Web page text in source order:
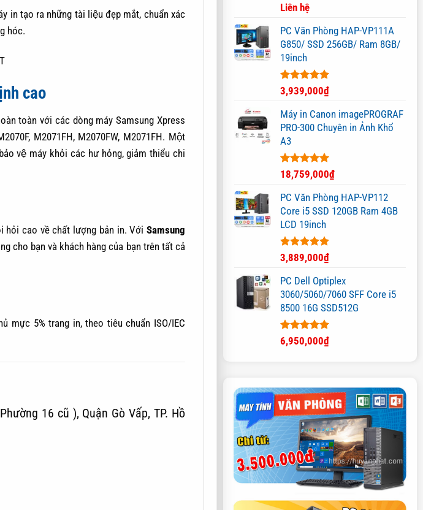
Được xếp
5.00
5 sao
Liên hệ
PC Văn Phòng HAP-VP111A
G850/ SSD 256GB/ Ram 8GB/
19inch
Được xếp
hạng 5.00
5 sao
3,939,000₫
Máy in Canon imagePROGRAF
PRO-300 Chuyên in Ảnh Khổ
A3
Được xếp
hạng
5.00
5 sao
18,759,000₫
PC Văn Phòng HAP-VP112
Core i5 SSD 120GB Ram 4GB
LCD 19inch
Được xếp
hạng 5.00
5 sao
3,889,000₫
PC Dell Optiplex
3060/5060/7060 SFF Core i5
8500 16G SSD512G
Được xếp
hạng 5.00
6,950,000₫
in tạo ra những tài liệu đẹp mắt, chuẩn xác
hóc.
cao
toàn với các dòng máy Samsung Xpress
M2071FH, M2070FW, M2071FH. Một
vệ máy khỏi các hư hỏng, giảm thiểu chi
hỏi cao về chất lượng bản in. Với Samsung
cho bạn và khách hàng của bạn trên tất cả
mực 5% trang in, theo tiêu chuẩn ISO/IEC
16 cũ ), Quận Gò Vấp, TP. Hồ